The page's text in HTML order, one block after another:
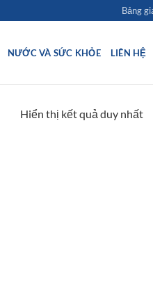
Bảng
NƯỚC VÀ SỨC KHỎE LIÊN HỆ
Hiển thị kết quả duy nhất